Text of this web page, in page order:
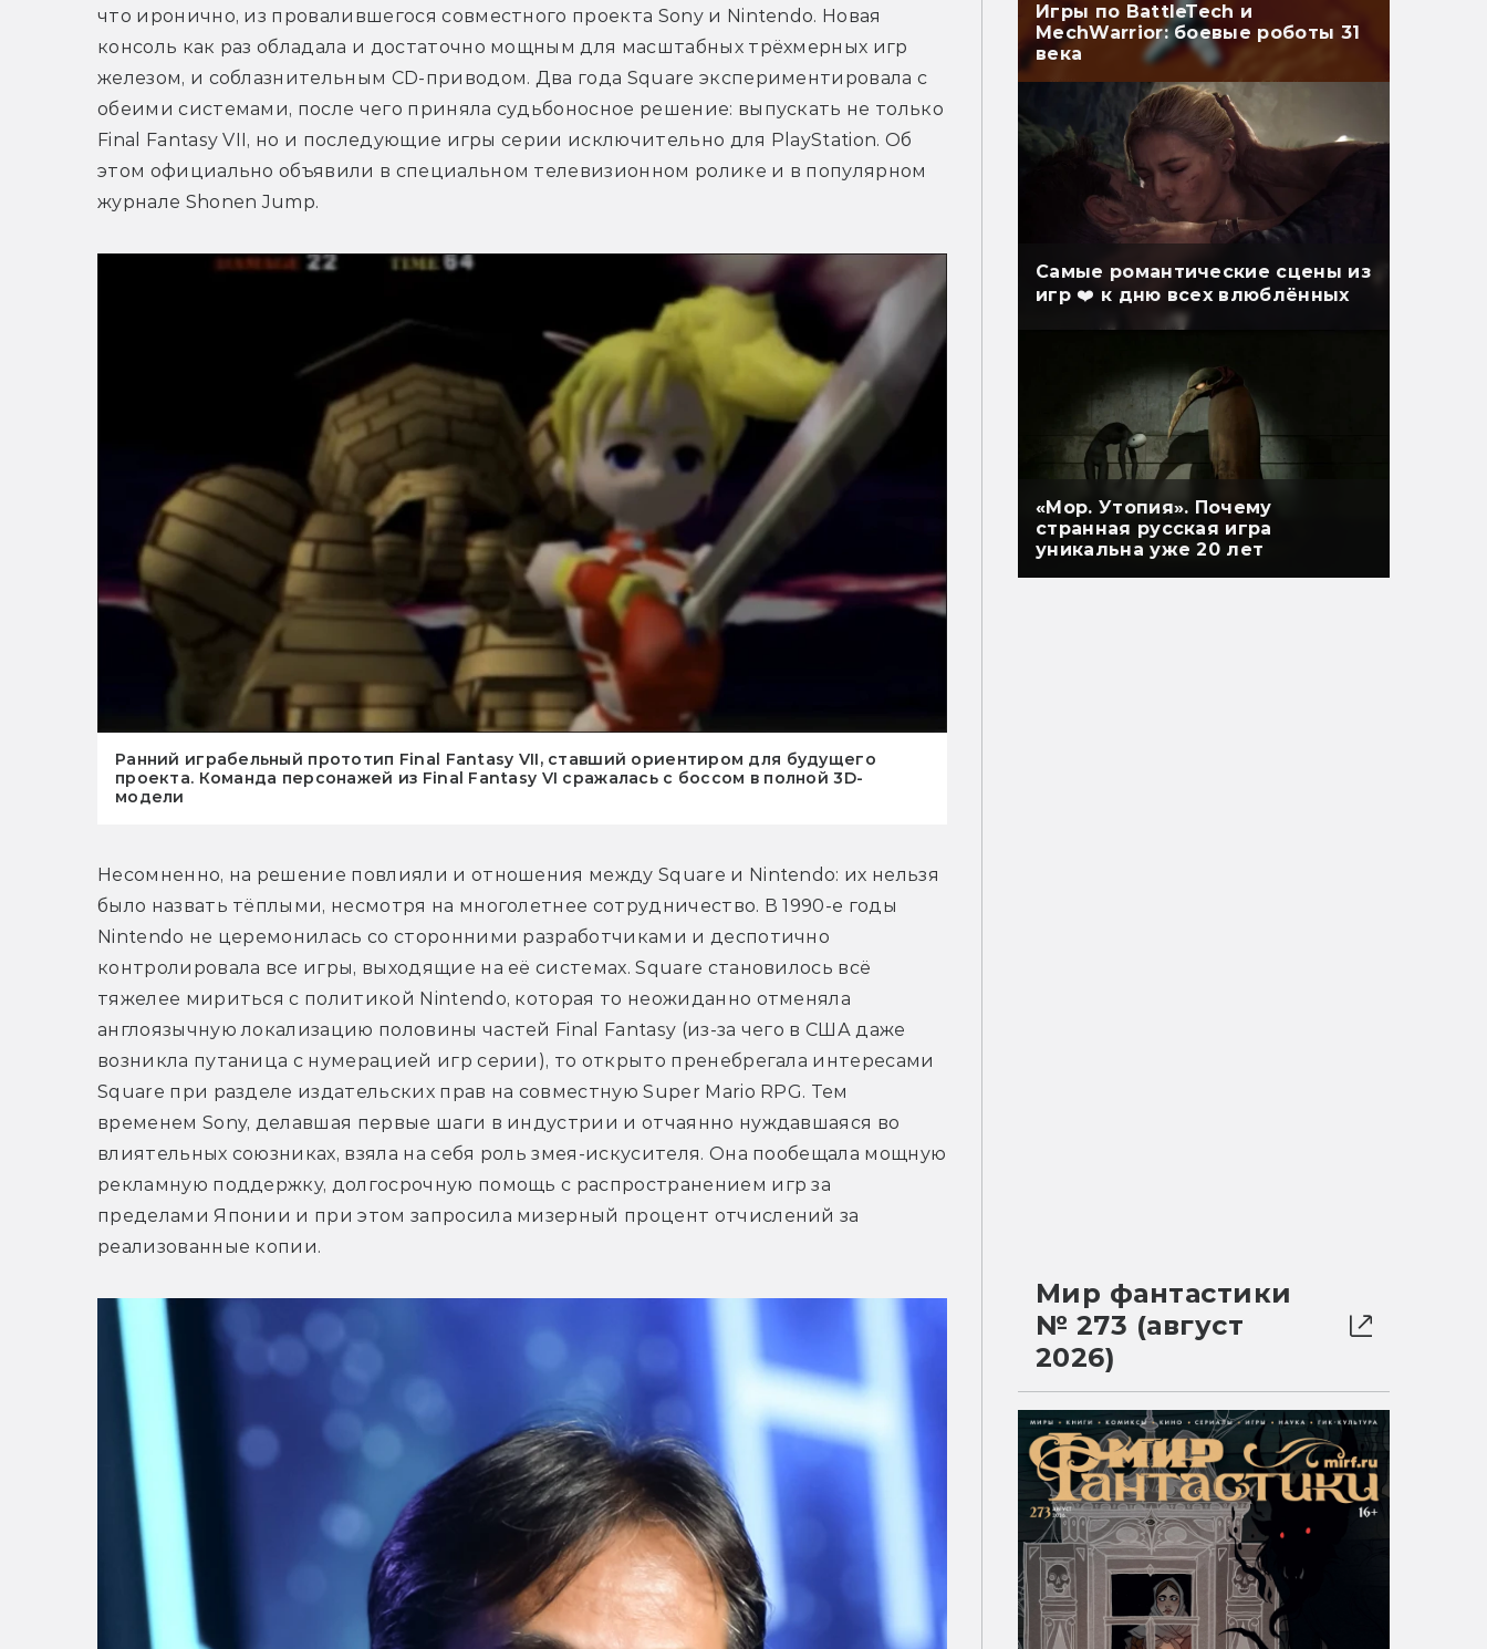
что иронично, из провалившегося совместного проекта Sony и Nintendo. Новая
консоль как раз обладала и достаточно мощным для масштабных трёхмерных игр
железом, и соблазнительным CD-приводом. Два года Square экспериментировала с
обеими системами, после чего приняла судьбоносное решение: выпускать не только
Final Fantasy VII, но и последующие игры серии исключительно для PlayStation. Об
этом официально объявили в специальном телевизионном ролике и в популярном
журнале Shonen Jump.
Ранний играбельный прототип Final Fantasy VII, ставший ориентиром для будущего
проекта. Команда персонажей из Final Fantasy VI сражалась с боссом в полной 3D-
модели
Несомненно, на решение повлияли и отношения между Square и Nintendo: их нельзя
было назвать тёплыми, несмотря на многолетнее сотрудничество. В 1990-е годы
Nintendo не церемонилась со сторонними разработчиками и деспотично
контролировала все игры, выходящие на её системах. Square становилось всё
тяжелее мириться с политикой Nintendo, которая то неожиданно отменяла
англоязычную локализацию половины частей Final Fantasy (из-за чего в США даже
возникла путаница с нумерацией игр серии), то открыто пренебрегала интересами
Square при разделе издательских прав на совместную Super Mario RPG. Тем
временем Sony, делавшая первые шаги в индустрии и отчаянно нуждавшаяся во
влиятельных союзниках, взяла на себя роль змея-искусителя. Она пообещала мощную
рекламную поддержку, долгосрочную помощь с распространением игр за
пределами Японии и при этом запросила мизерный процент отчислений за
реализованные копии.
Игры по BattleTech и
MechWarrior: боевые роботы 31
века
Самые романтические сцены из
игр ❤️ к дню всех влюблённых
«Мор. Утопия». Почему
странная русская игра
уникальна уже 20 лет
Мир фантастики
№ 273 (август
2026)